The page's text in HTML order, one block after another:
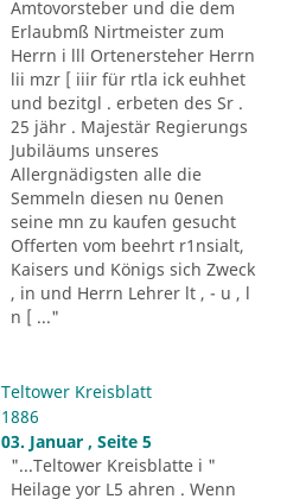
Amtovorsteber und die dem
Erlaubmß Nirtmeister zum
Herrn i lll Ortenersteher Herrn
lii mzr [ iiir für rtla ick euhhet
und bezitgl . erbeten des Sr .
25 jähr . Majestär Regierungs
Jubiläums unseres
Allergnädigsten alle die
Semmeln diesen nu 0enen
seine mn zu kaufen gesucht
Offerten vom beehrt r1nsialt,
Kaisers und Königs sich Zweck
, in und Herrn Lehrer lt , - u , l
n [ ..."
Teltower Kreisblatt
1886
03. Januar , Seite 5
"...Teltower Kreisblatte i "
Heilage yor L5 ahren . Wenn